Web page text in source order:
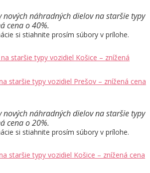
nových náhradných dielov na staršie typy
cena o 40%.
si stiahnite prosím súbory v prílohe.
staršie typy vozidiel Košice – znížená
staršie typy vozidiel Prešov – znížená cena
nových náhradných dielov na staršie typy
cena o 20%.
si stiahnite prosím súbory v prílohe.
staršie typy vozidiel Košice – znížená cena